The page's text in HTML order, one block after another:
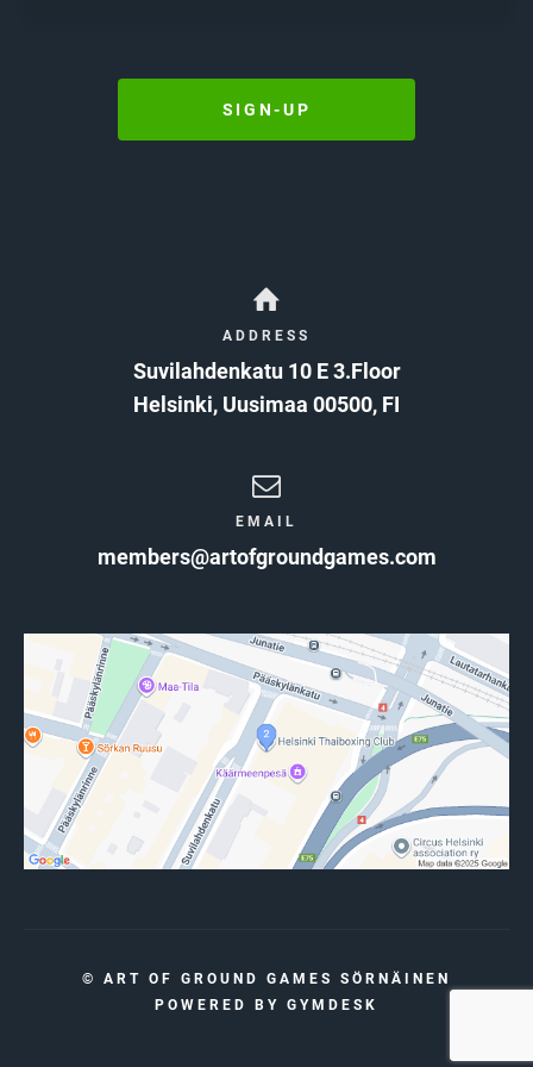
Feel free to wear shorts and a T-shirt. As you
progress, you might consider purchasing No-Gi
gear, such as a
rash guard, fighting shorts, and a
For toilet use, bring your sandals or flip-flops
HERE YOU CAN FIND US
FOLLOW US ON SOCIAL MEDIA
Facebook: @artofgroundgames
BEFORE THE FIRST CLASS (READ
CAREFULLY)
Before you enter our academy for the first time,
please read our rules and terms and conditions
carefully.
Academy Rules
PAYMENTS
SIGN-UP
ADDRESS
Suvilahdenkatu 10 E 3.Floor
Helsinki, Uusimaa 00500, FI
EMAIL
members@artofgroundgames.com
© ART OF GROUND GAMES SÖRNÄINEN
POWERED BY GYMDESK